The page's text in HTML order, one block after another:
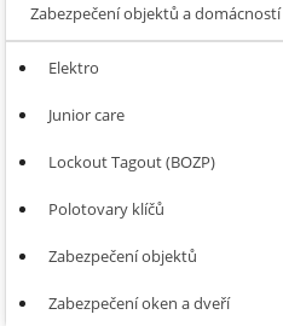
Zabezpečení objektů a domácností
Elektro
Junior care
Lockout Tagout (BOZP)
Polotovary klíčů
Zabezpečení objektů
Zabezpečení oken a dveří